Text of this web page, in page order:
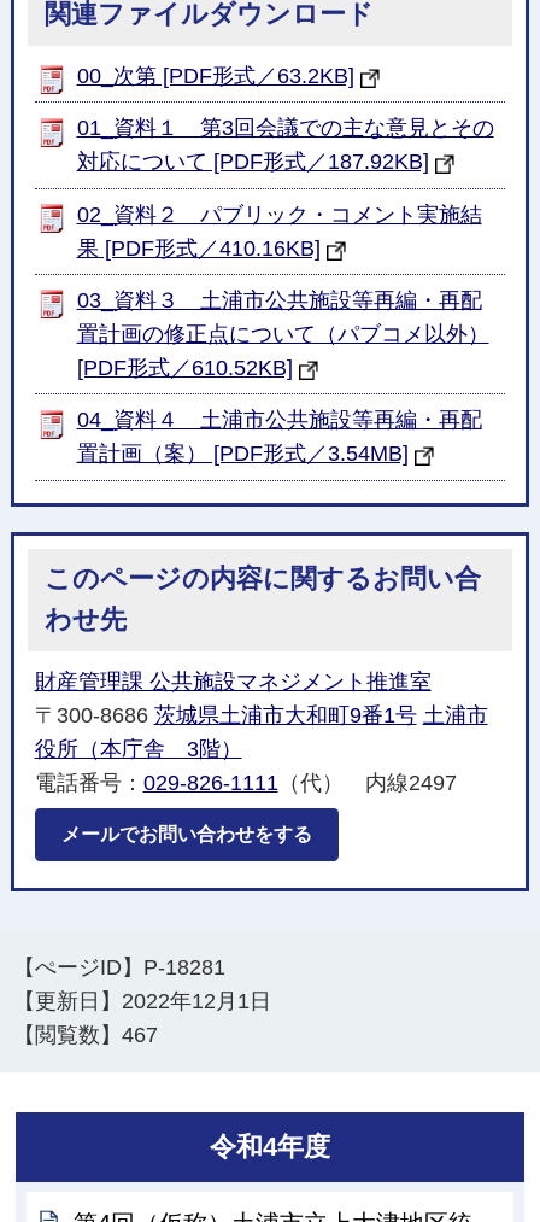
関連ファイルダウンロード
00_次第 [PDF形式／63.2KB]
01_資料１ 第3回会議での主な意見とその
対応について [PDF形式／187.92KB]
02_資料２ パブリック・コメント実施結
果 [PDF形式／410.16KB]
03_資料３ 土浦市公共施設等再編・再配
置計画の修正点について（パブコメ以外）
[PDF形式／610.52KB]
04_資料４ 土浦市公共施設等再編・再配
置計画（案） [PDF形式／3.54MB]
このページの内容に関するお問い合
わせ先
財産管理課 公共施設マネジメント推進室
〒300-8686 茨城県土浦市大和町9番1号 土浦市
役所（本庁舎 3階）
電話番号： 029-826-1111 （代） 内線2497
メールでお問い合わせをする
【ぺージID】 P-18281
【更新日】 2022年12月1日
【閲覧数】467
令和4年度